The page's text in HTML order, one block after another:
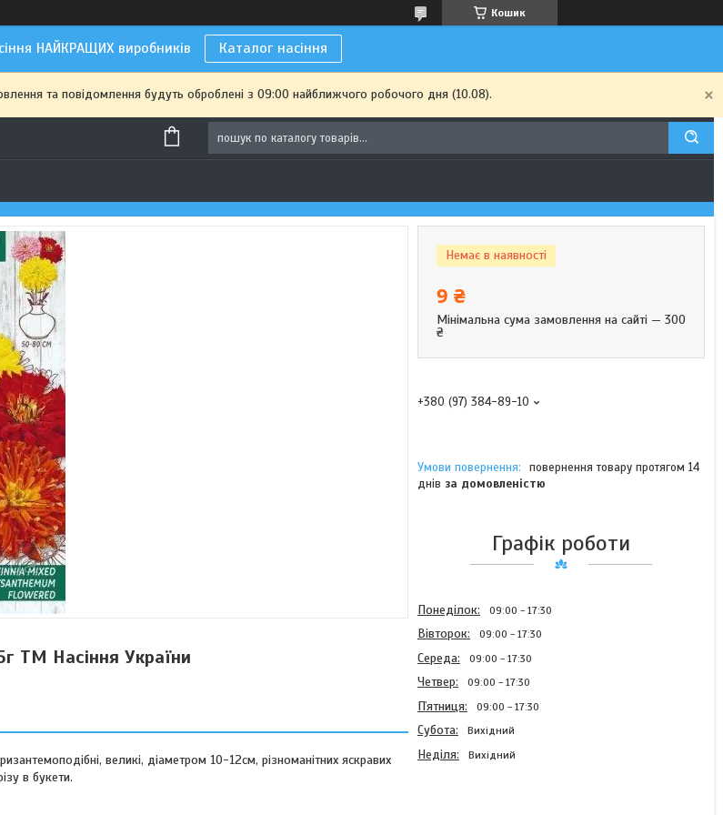
Кошик
НАЙКРАЩИХ виробників Каталог насіння
та повідомлення будуть оброблені з 09:00 найближчого робочого дня (10.08).
ТМ Насіння України
великі, діаметром 10-12см, різноманітних яскравих
в букети.
Немає в наявності
9 ₴
Мінімальна сума замовлення на сайті — 300
₴
+380 (97) 384-89-10
повернення товару протягом 14
днів за домовленістю
Графік роботи
Понеділок 09:00 17:30
Вівторок 09:00 17:30
Середа 09:00 17:30
Четвер 09:00 17:30
Пʼятниця 09:00 17:30
Субота Вихідний
Неділя Вихідний